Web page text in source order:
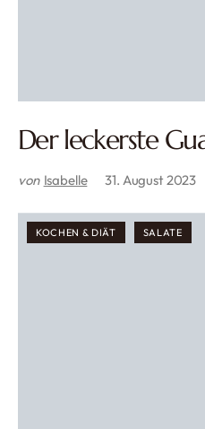
Der leckerste
von Isabelle 31. August 2023
KOCHEN & DIÄT SALATE